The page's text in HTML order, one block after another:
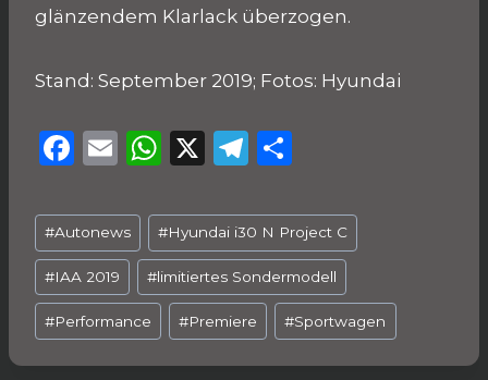
glänzendem Klarlack überzogen.
Stand: September 2019; Fotos: Hyundai
F
c
e
b
o
o
E
ai
l
W
a
ts
A
p
p
X
T
e
g
ra
m
le
n
Schlagworte:
#Autonews #Hyundai i30 N Project C
#IAA 2019 #limitiertes Sondermodell
#Performance #Premiere #Sportwagen